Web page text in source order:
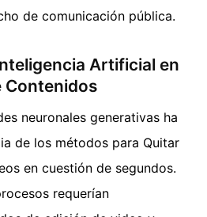
de comunicación pública.
Artificial en
Contenidos
neuronales generativas ha
de los métodos para Quitar
en cuestión de segundos.
requerían